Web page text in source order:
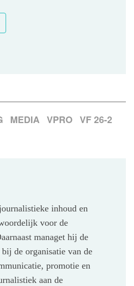
MEDIA VPRO VF 26-2
inhoud en
voor de
managet hij de
de organisatie van de
promotie en
aan de